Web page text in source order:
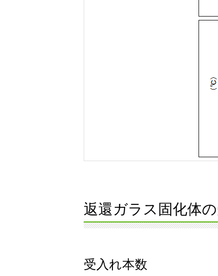
返還ガラス固化体
受入れ本数